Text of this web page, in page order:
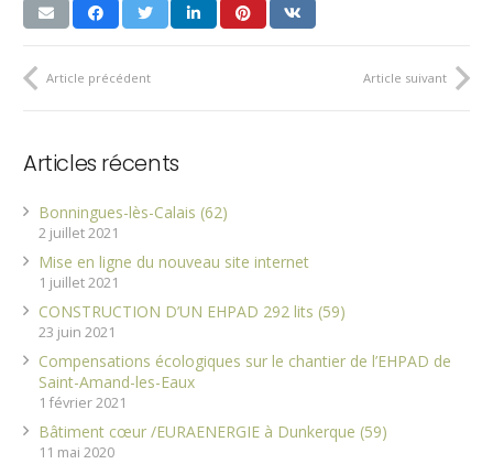
Article précédent Article suivant
Articles récents
Bonningues-lès-Calais (62)
2 juillet 2021
Mise en ligne du nouveau site internet
1 juillet 2021
CONSTRUCTION D’UN EHPAD 292 lits (59)
23 juin 2021
Compensations écologiques sur le chantier de l’EHPAD de
Saint-Amand-les-Eaux
1 février 2021
Bâtiment cœur /EURAENERGIE à Dunkerque (59)
11 mai 2020